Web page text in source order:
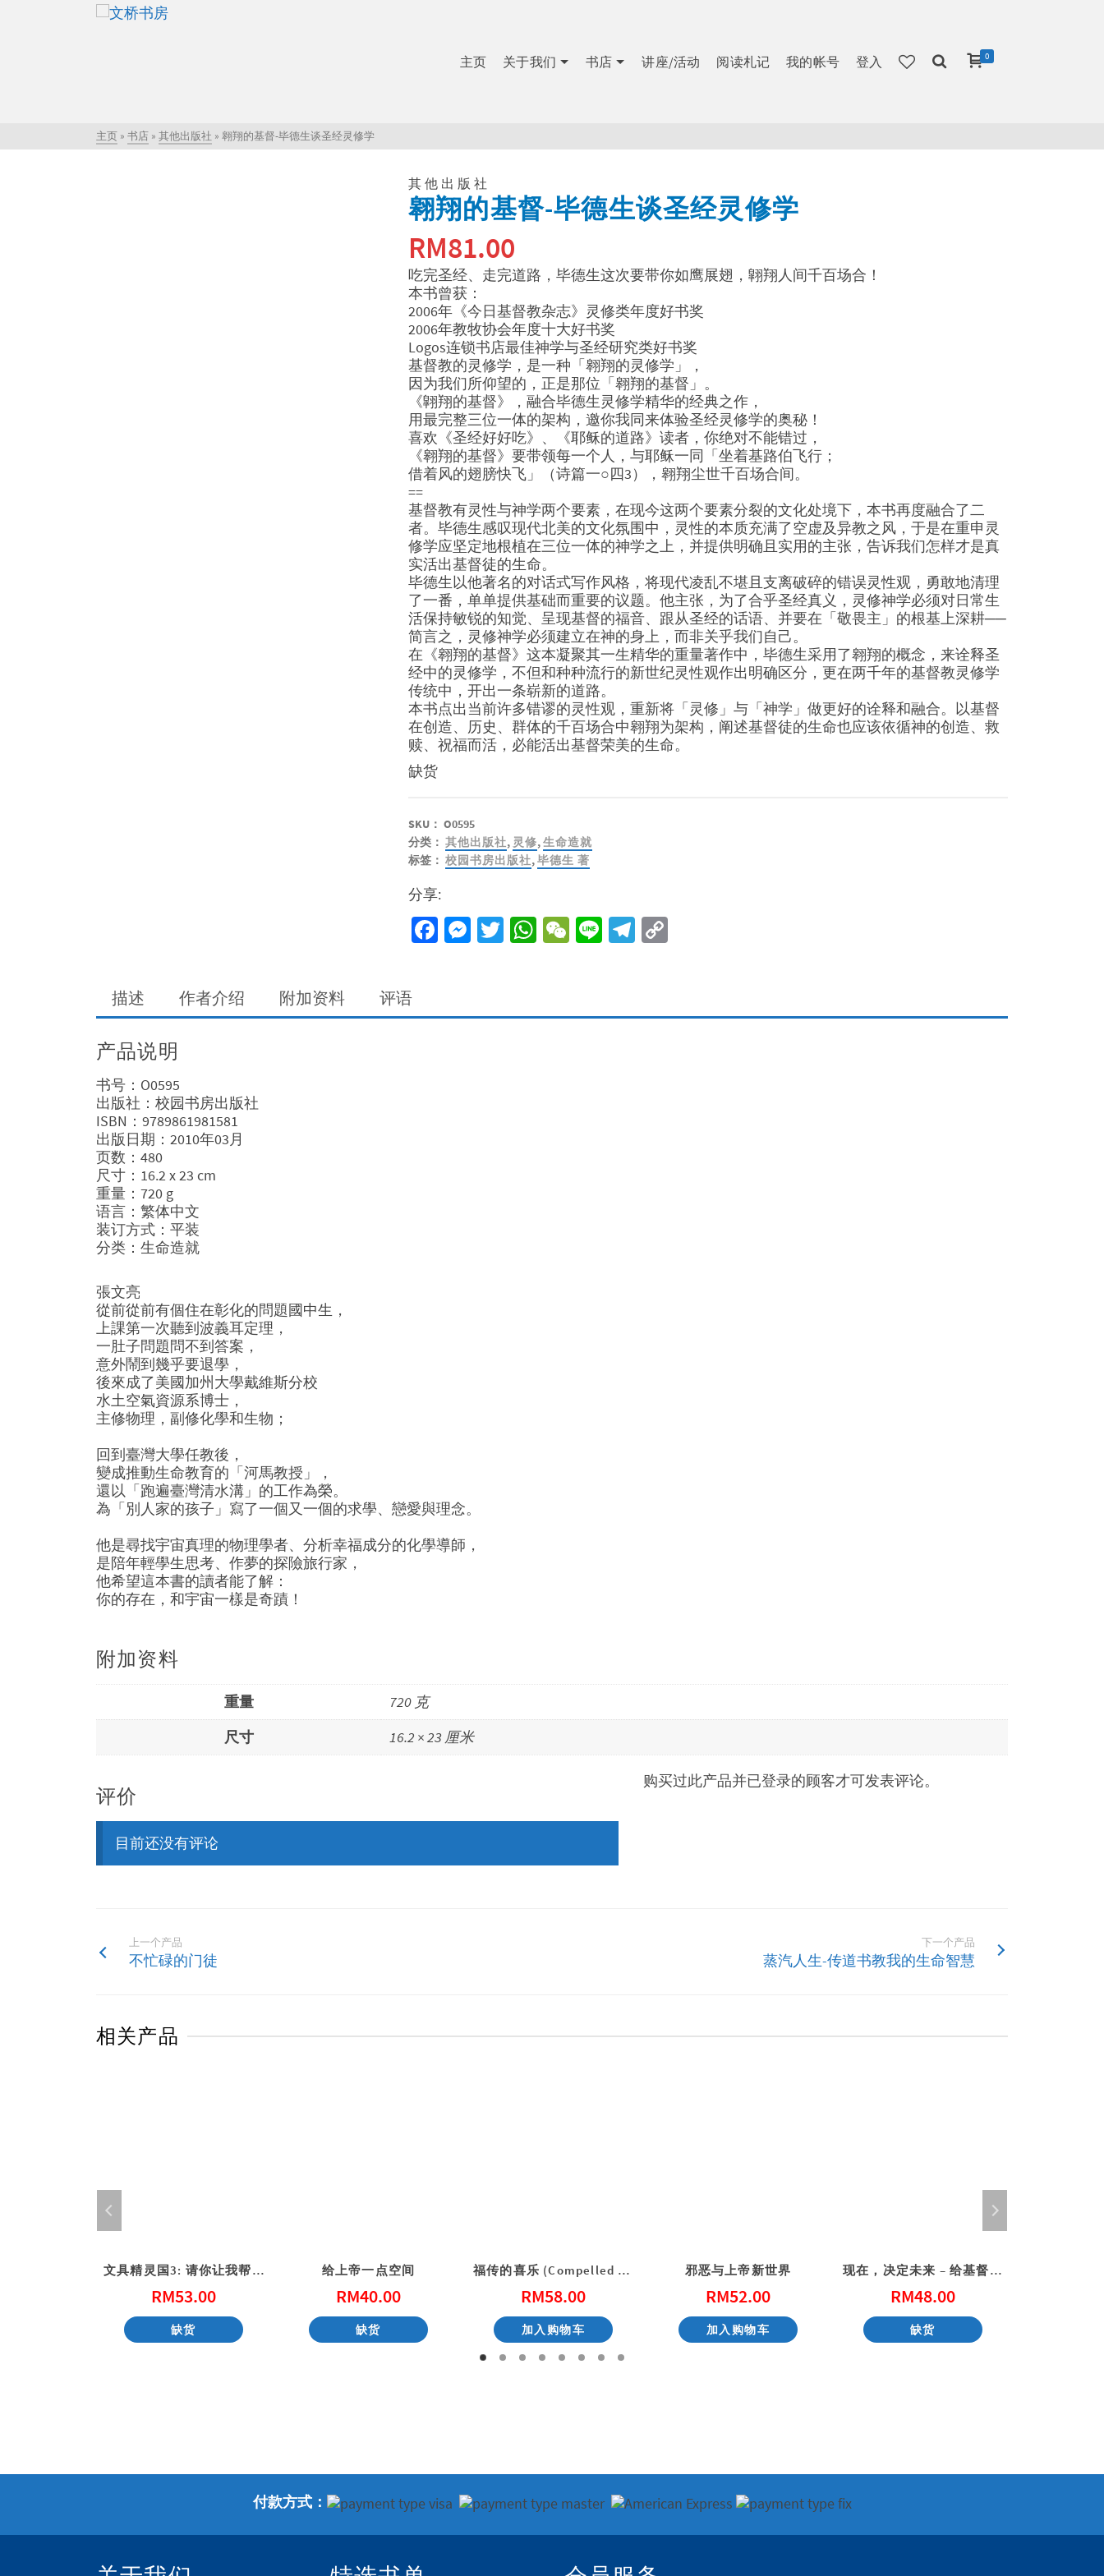
主页 关于我们 书店 讲座/活动 阅读札记 我的帐号 登入 0
主页 » 书店 » 其他出版社 » 翱翔的基督-毕德生谈圣经灵修学
其他出版社
翱翔的基督-毕德生谈圣经灵修学
RM81.00
吃完圣经、走完道路，毕德生这次要带你如鹰展翅，翶翔人间千百场合！
本书曾获：
2006年《今日基督教杂志》灵修类年度好书奖
2006年教牧协会年度十大好书奖
Logos连锁书店最佳神学与圣经研究类好书奖
基督教的灵修学，是一种「翱翔的灵修学」，
因为我们所仰望的，正是那位「翱翔的基督」。
《翶翔的基督》，融合毕德生灵修学精华的经典之作，
用最完整三位一体的架构，邀你我同来体验圣经灵修学的奥秘！
喜欢《圣经好好吃》、《耶稣的道路》读者，你绝对不能错过，
《翱翔的基督》要带领每一个人，与耶稣一同「坐着基路伯飞行；
借着风的翅膀快飞」（诗篇一○四3），翱翔尘世千百场合间。
==
基督教有灵性与神学两个要素，在现今这两个要素分裂的文化处境下，本书再度融合了二
者。毕德生感叹现代北美的文化氛围中，灵性的本质充满了空虚及异教之风，于是在重申灵
修学应坚定地根植在三位一体的神学之上，并提供明确且实用的主张，告诉我们怎样才是真
实活出基督徒的生命。
毕德生以他著名的对话式写作风格，将现代凌乱不堪且支离破碎的错误灵性观，勇敢地清理
了一番，单单提供基础而重要的议题。他主张，为了合乎圣经真义，灵修神学必须对日常生
活保持敏锐的知觉、呈现基督的福音、跟从圣经的话语、并要在「敬畏主」的根基上深耕──
简言之，灵修神学必须建立在神的身上，而非关乎我们自己。
在《翱翔的基督》这本凝聚其一生精华的重量著作中，毕德生采用了翱翔的概念，来诠释圣
经中的灵修学，不但和种种流行的新世纪灵性观作出明确区分，更在两千年的基督教灵修学
传统中，开出一条崭新的道路。
本书点出当前许多错谬的灵性观，重新将「灵修」与「神学」做更好的诠释和融合。以基督
在创造、历史、群体的千百场合中翱翔为架构，阐述基督徒的生命也应该依循神的创造、救
赎、祝福而活，必能活出基督荣美的生命。
缺货
SKU： O0595
分类： 其他出版社, 灵修,生命造就
标签： 校园书房出版社,毕德生 著
分享:
Facebook
Messenger
Twitter
WhatsApp
WeChat
LineTelegram
Copy
描述 作者介绍 附加资料 评语
产品说明
书号：O0595
出版社：校园书房出版社
ISBN：9789861981581
出版日期：2010年03月
页数：480
尺寸：16.2 x 23 cm
重量：720 g
语言：繁体中文
装订方式：平装
分类：生命造就
張文亮
從前從前有個住在彰化的問題國中生，
上課第一次聽到波義耳定理，
一肚子問題問不到答案，
意外鬧到幾乎要退學，
後來成了美國加州大學戴維斯分校
水土空氣資源系博士，
主修物理，副修化學和生物；
回到臺灣大學任教後，
變成推動生命教育的「河馬教授」，
還以「跑遍臺灣清水溝」的工作為榮。
為「別人家的孩子」寫了一個又一個的求學、戀愛與理念。
他是尋找宇宙真理的物理學者、分析幸福成分的化學導師，
是陪年輕學生思考、作夢的探險旅行家，
他希望這本書的讀者能了解：
你的存在，和宇宙一樣是奇蹟！
附加资料
重量
720 克
尺寸
16.2 × 23 厘米
评价
目前还没有评论
购买过此产品并已登录的顾客才可发表评论。
上一个产品
不忙碌的门徒
下一个产品
蒸汽人生-传道书教我的生命智慧
相关产品
文具精灵国3: 请你让我帮帮忙 (港版)
RM53.00
缺货
给上帝一点空间
RM40.00
缺货
福传的喜乐 (Compelled by Joy)
RM58.00
加入购物车
邪恶与上帝新世界
RM52.00
加入购物车
现在，决定未来 – 给基督徒青年的20个属灵忠告
RM48.00
缺货
付款方式：